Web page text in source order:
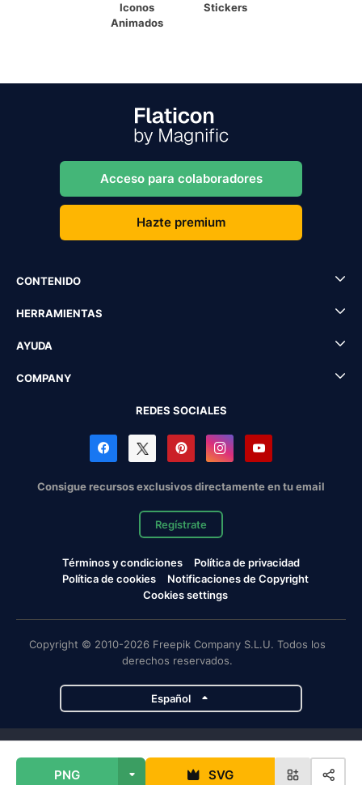
PNG SVG
Iconos
Animados
Stickers
Acceso para colaboradores
Hazte premium
CONTENIDO
HERRAMIENTAS
AYUDA
COMPANY
REDES SOCIALES
Consigue recursos exclusivos directamente en tu email
Regístrate
Términos y condiciones
Política de privacidad
Política de cookies
Notificaciones de Copyright
Cookies settings
Copyright © 2010-2026 Freepik Company S.L.U. Todos los
derechos reservados.
Español